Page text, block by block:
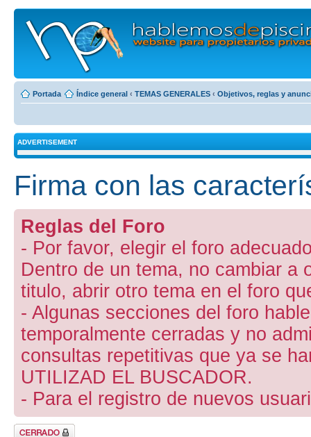
Portada Índice general ‹ TEMAS GENERALES ‹ Objetivos, reglas y
ADVERTISEMENT
Firma con las
Reglas del Foro
- Por favor, elegir el foro
Dentro de un tema, no cambiar a
titulo, abrir otro tema en el foro
- Algunas secciones del foro
temporalmente cerradas y no
consultas repetitivas que ya se
UTILIZAD EL BUSCADOR.
- Para el registro de nuevos
Tema cerrado